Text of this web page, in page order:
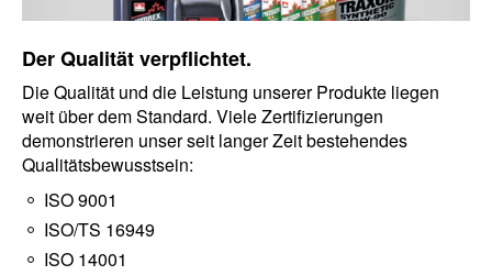
Der Qualität verpflichtet.
Die Qualität und die Leistung unserer Produkte liegen
weit über dem Standard. Viele Zertifizierungen
demonstrieren unser seit langer Zeit bestehendes
Qualitätsbewusstsein:
ISO 9001
ISO/TS 16949
ISO 14001